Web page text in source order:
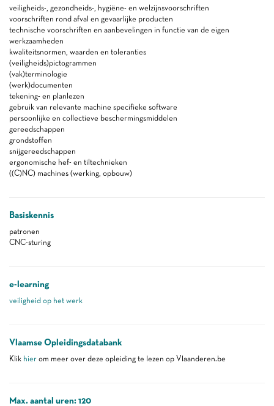
veiligheids-, gezondheids-, hygiëne- en welzijnsvoorschriften
voorschriften rond afval en gevaarlijke producten
technische voorschriften en aanbevelingen in functie van de eigen
werkzaamheden
kwaliteitsnormen, waarden en toleranties
(veiligheids)pictogrammen
(vak)terminologie
(werk)documenten
tekening- en planlezen
gebruik van relevante machine specifieke software
persoonlijke en collectieve beschermingsmiddelen
gereedschappen
grondstoffen
snijgereedschappen
ergonomische hef- en tiltechnieken
((C)NC) machines (werking, opbouw)
Basiskennis
patronen
CNC-sturing
e-learning
veiligheid op het werk
Vlaamse Opleidingsdatabank
Klik hier om meer over deze opleiding te lezen op Vlaanderen.be
Max. aantal uren: 120